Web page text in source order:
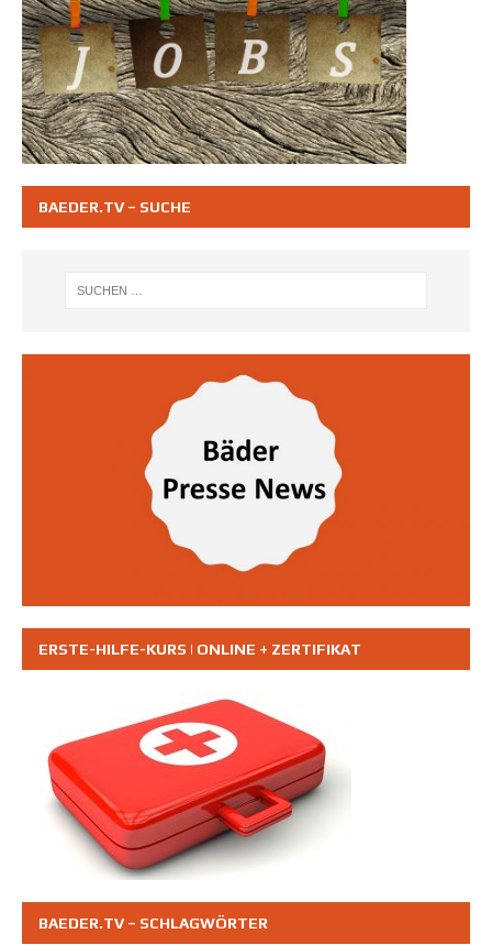
BAEDER.TV – SUCHE
ERSTE-HILFE-KURS | ONLINE + ZERTIFIKAT
BAEDER.TV – SCHLAGWÖRTER